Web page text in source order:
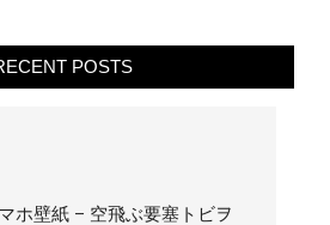
POSTS
ホ壁紙 – 空飛ぶ要塞トビヲ